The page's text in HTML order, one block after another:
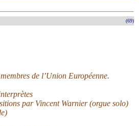
(69)
de l’Union Européenne.
par Vincent Warnier (orgue solo)